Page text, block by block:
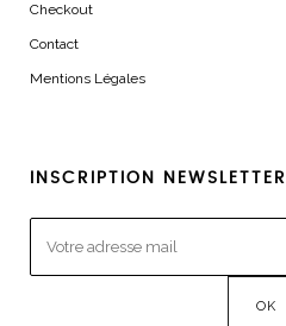
Checkout
Contact
Mentions Légales
INSCRIPTION NEWSLETTER